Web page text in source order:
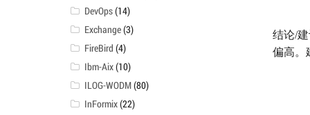
结论/
偏高。
DevOps(14)
Exchange(3)
FireBird (4)
Ibm-Aix(10)
ILOG-WODM(80)
InFormix(22)